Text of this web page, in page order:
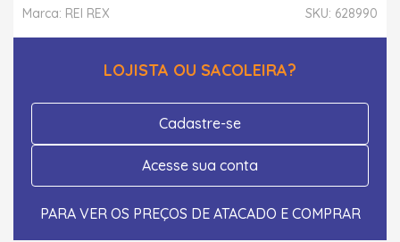
SKU: 628990
Marca: REI REX
LOJISTA OU SACOLEIRA?
Cadastre-se
Acesse sua conta
PARA VER OS PREÇOS DE ATACADO E COMPRAR